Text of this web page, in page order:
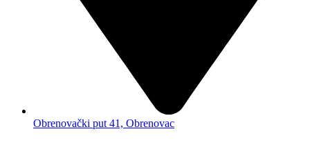
Obrenovački put 41, Obrenovac